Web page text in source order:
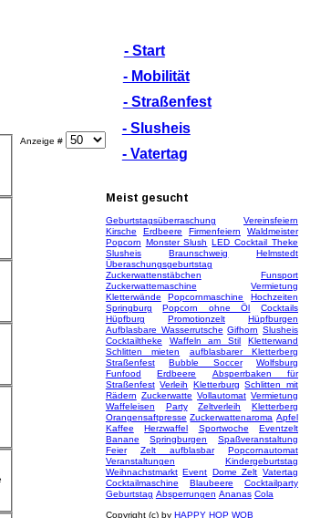
Anzeige #
- Start
- Mobilität
- Straßenfest
- Slusheis
- Vatertag
Meist gesucht
Geburtstagsüberraschung
Vereinsfeiern
Kirsche
Erdbeere Firmenfeiern
Waldmeister
Popcorn Monster Slush LED Cocktail Theke
Slusheis
Braunschweig
Helmstedt
Überaschungsgeburtstag
Zuckerwattenstäbchen
Funsport
Zuckerwattemaschine
Vermietung
Kletterwände
Popcornmaschine
Hochzeiten
Springburg
Popcorn ohne Öl
Cocktails
Hüpfburg
Promotionzelt
Hüpfburgen
Aufblasbare Wasserrutsche Gifhorn Slusheis
Cocktailtheke
Waffeln am Stil
Kletterwand
Schlitten mieten
aufblasbarer Kletterberg
Straßenfest
Bubble Soccer
Wolfsburg
Funfood
Erdbeere
Absperrbaken für
Straßenfest Verleih Kletterburg Schlitten mit
Rädern Zuckerwatte Vollautomat Vermietung
Waffeleisen
Party Zeltverleih
Kletterberg
Orangensaftpresse Zuckerwattenaroma Apfel
Kaffee
Herzwaffel Sportwoche
Eventzelt
Banane
Springburgen
Spaßveranstaltung
Feier
Zelt aufblasbar
Popcornautomat
Veranstaltungen
Kindergeburtstag
Weihnachstmarkt Event Dome Zelt Vatertag
Cocktailmaschine
Blaubeere
Cocktailparty
Geburtstag Absperrungen Ananas Cola
Copyright (c) by HAPPY HOP WOB